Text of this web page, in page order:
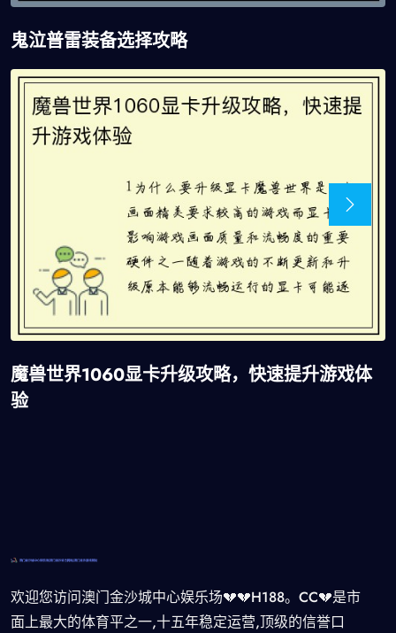
鬼泣普雷装备选择攻略
魔兽世界1060显卡升级攻略，快速提升游戏体
验
欢迎您访问澳门金沙城中心娱乐场💔💔H188。CC💔是市
面上最大的体育平之一,十五年稳定运营,顶级的信誉口